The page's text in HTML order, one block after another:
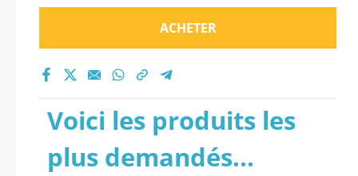
ACHETER
Voici les produits les
plus demandés...